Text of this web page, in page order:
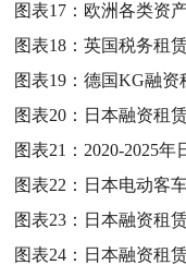
图表17： 欧洲各类资
图表18：英国税务租
图表19：德国KG融资
图表20： 日本融资租
图表21： 2020-2025年
图表22： 日本电动客
图表23： 日本融资租
图表24： 日本融资租